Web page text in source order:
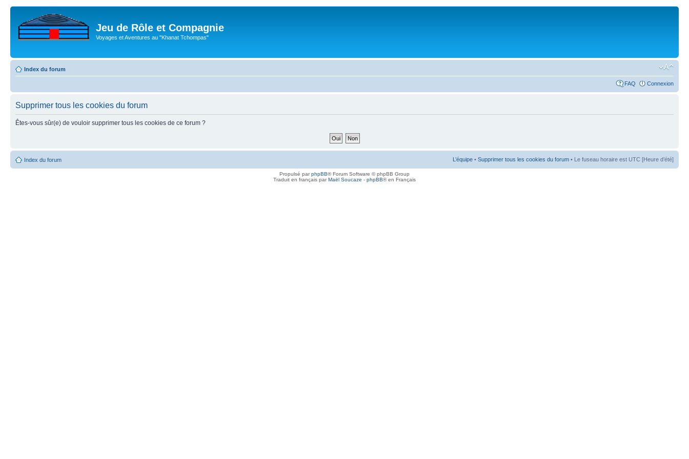
Jeu de Rôle et Compagnie
Voyages et Aventures au "Khanat Tchompas"
Index du forum
FAQ Connexion
Supprimer tous les cookies du forum
Êtes-vous sûr(e) de vouloir supprimer tous les cookies de ce forum ?
Index du forum L’équipe • Supprimer tous les cookies du forum • Le fuseau horaire est UTC [Heure d’été]
Propulsé parphpBB® Forum Software © phpBB Group
Traduit en français parMaël Soucaze - phpBB® en Français